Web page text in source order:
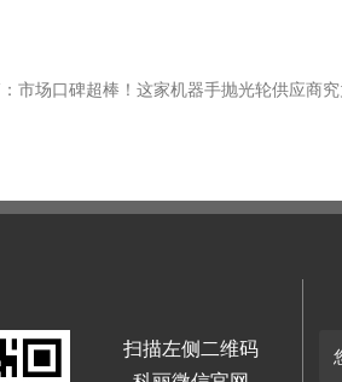
扫描左侧二维码